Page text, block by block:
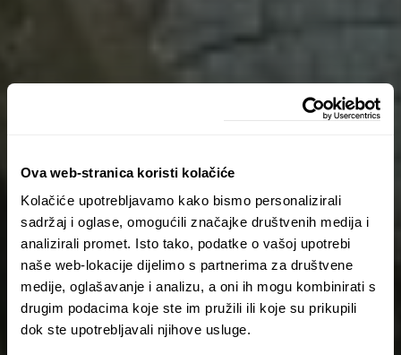
Ova web-stranica koristi kolačiće
Kolačiće upotrebljavamo kako bismo personalizirali
sadržaj i oglase, omogućili značajke društvenih medija i
analizirali promet. Isto tako, podatke o vašoj upotrebi
naše web-lokacije dijelimo s partnerima za društvene
medije, oglašavanje i analizu, a oni ih mogu kombinirati s
drugim podacima koje ste im pružili ili koje su prikupili
dok ste upotrebljavali njihove usluge.